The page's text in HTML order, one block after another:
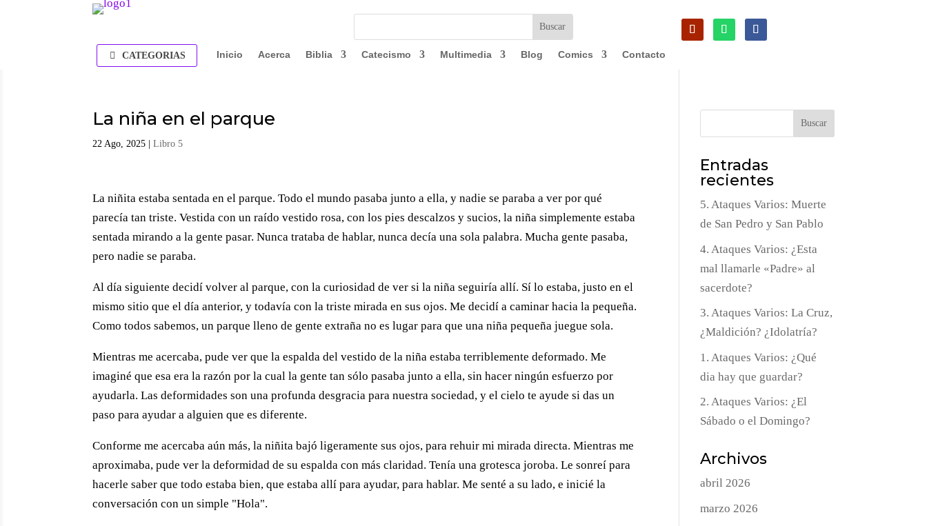
CATEGORIAS Inicio Acerca Biblia Catecismo Multimedia Blog Comics Contacto
La niña en el parque
22 Ago, 2025 |Libro 5
La niñita estaba sentada en el parque. Todo el mundo pasaba junto a ella, y nadie se paraba a ver por qué
parecía tan triste. Vestida con un raído vestido rosa, con los pies descalzos y sucios, la niña simplemente estaba
sentada mirando a la gente pasar. Nunca trataba de hablar, nunca decía una sola palabra. Mucha gente pasaba,
pero nadie se paraba.
Al día siguiente decidí volver al parque, con la curiosidad de ver si la niña seguiría allí. Sí lo estaba, justo en el
mismo sitio que el día anterior, y todavía con la triste mirada en sus ojos. Me decidí a caminar hacia la pequeña.
Como todos sabemos, un parque lleno de gente extraña no es lugar para que una niña pequeña juegue sola.
Mientras me acercaba, pude ver que la espalda del vestido de la niña estaba terriblemente deformado. Me
imaginé que esa era la razón por la cual la gente tan sólo pasaba junto a ella, sin hacer ningún esfuerzo por
ayudarla. Las deformidades son una profunda desgracia para nuestra sociedad, y el cielo te ayude si das un
paso para ayudar a alguien que es diferente.
Conforme me acercaba aún más, la niñita bajó ligeramente sus ojos, para rehuir mi mirada directa. Mientras me
aproximaba, pude ver la deformidad de su espalda con más claridad. Tenía una grotesca joroba. Le sonreí para
hacerle saber que todo estaba bien, que estaba allí para ayudar, para hablar. Me senté a su lado, e inicié la
conversación con un simple "Hola".
Buscar
Entradas
recientes
5. Ataques Varios: Muerte
de San Pedro y San Pablo
4. Ataques Varios: ¿Esta
mal llamarle «Padre» al
sacerdote?
3. Ataques Varios: La Cruz,
¿Maldición? ¿Idolatría?
1. Ataques Varios: ¿Qué
dia hay que guardar?
2. Ataques Varios: ¿El
Sábado o el Domingo?
Archivos
abril 2026
marzo 2026